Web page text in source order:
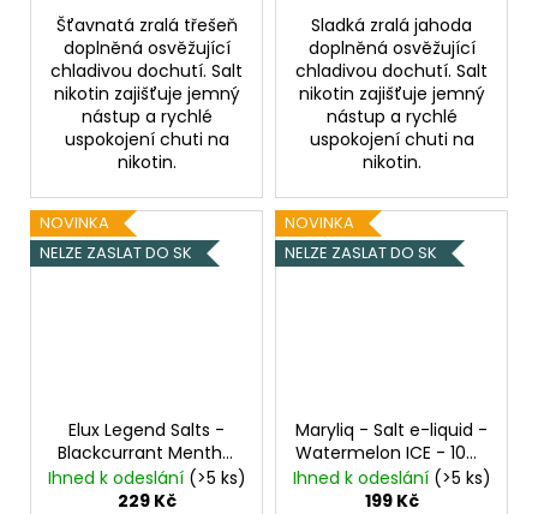
Šťavnatá zralá třešeň
doplněná osvěžující
chladivou dochutí. Salt
nikotin zajišťuje jemný
nástup a rychlé
uspokojení chuti na
nikotin.
Sladká zralá jahoda
doplněná osvěžující
chladivou dochutí. Salt
nikotin zajišťuje jemný
nástup a rychlé
uspokojení chuti na
nikotin.
NOVINKA
NELZE ZASLAT DO SK
Elux Legend Salts -
Blackcurrant Menthol
- 20mg
Ihned k odeslání (>5 ks)
229 Kč
NOVINKA
NELZE ZASLAT DO SK
Maryliq - Salt e-liquid -
Watermelon ICE - 10ml
- 20mgLedový
meloun
Ihned k odeslání (>5 ks)
199 Kč